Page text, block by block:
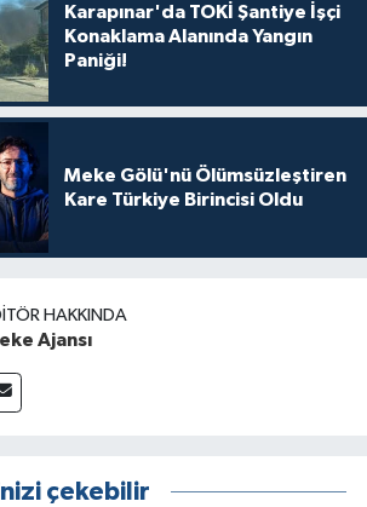
Karapınar'da TOKİ Şantiye İşçi
Konaklama Alanında Yangın
Paniği!
Meke Gölü'nü Ölümsüzleştiren
Kare Türkiye Birincisi Oldu
HAKKINDA
Ajansı
çekebilir